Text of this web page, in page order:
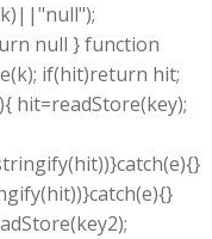
null } function
if(hit)return hit;
hit=readStore(key);